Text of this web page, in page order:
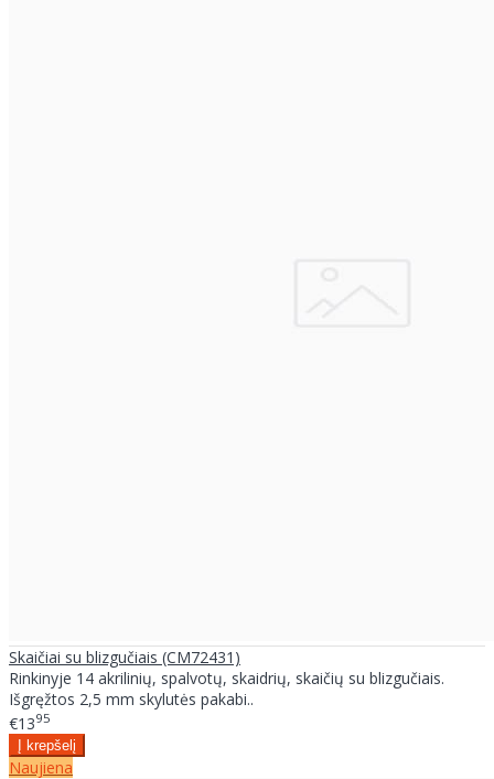
Skaičiai su blizgučiais (CM72431)
Rinkinyje 14 akrilinių, spalvotų, skaidrių, skaičių su blizgučiais.
Išgręžtos 2,5 mm skylutės pakabi..
€1395
Naujiena